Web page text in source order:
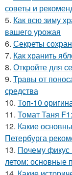
советы и
5. Как всю зиму
вашего урожая
6. Секреты
7. Как хранить
8. Откройте для
9. Травы от
средства
10. Топ-10
11. Томат Таня
12. Какие
Петербурга
13. Почему фикус
летом: основные